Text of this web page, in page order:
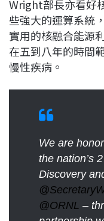
Wright部長亦看好
些強大的運算系統
實用的核融合能源
在五到八年的時間
慢性疾病。
We are
the nation’s
Discovery
@ORNL –